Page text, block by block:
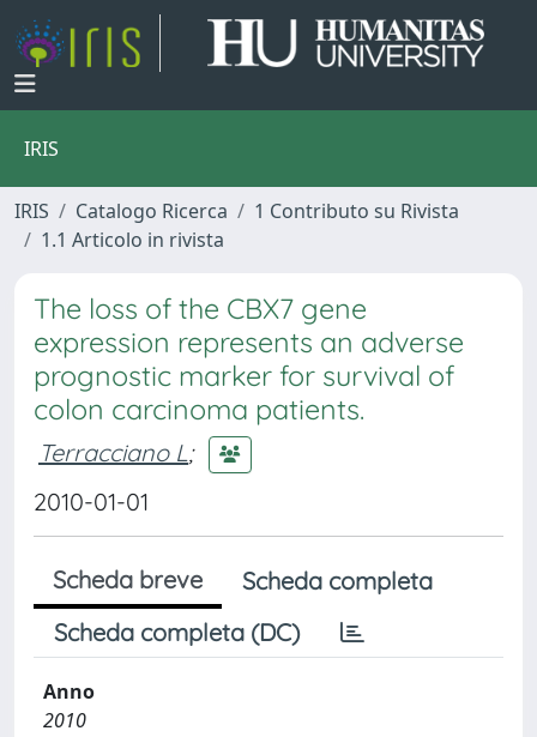
IRIS
IRIS Catalogo Ricerca
1 Contributo su Rivista
1.1 Articolo in rivista
The loss of the CBX7 gene
expression represents an adverse
prognostic marker for survival of
colon carcinoma patients.
Terracciano L;
2010-01-01
Scheda breve
Scheda completa
Scheda completa (DC)
Anno
2010